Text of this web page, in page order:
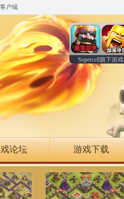
户端
Supercell旗下游戏
论坛 游戏下载